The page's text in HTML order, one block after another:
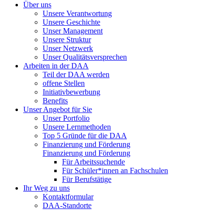
Über uns
Unsere Verantwortung
Unsere Geschichte
Unser Management
Unsere Struktur
Unser Netzwerk
Unser Qualitätsversprechen
Arbeiten in der DAA
Teil der DAA werden
offene Stellen
Initiativbewerbung
Benefits
Unser Angebot für Sie
Unser Portfolio
Unsere Lernmethoden
Top 5 Gründe für die DAA
Finanzierung und Förderung
Finanzierung und Förderung
Für Arbeitssuchende
Für Schüler*innen an Fachschulen
Für Berufstätige
Ihr Weg zu uns
Kontaktformular
DAA-Standorte